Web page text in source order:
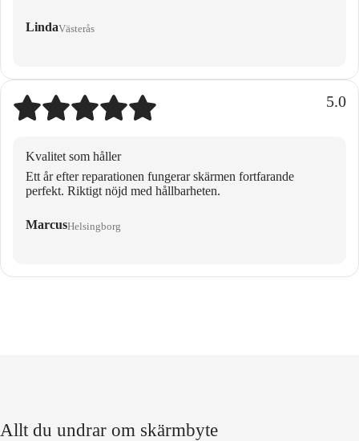
LindaVästerås
5.0
Kvalitet som håller
Ett år efter reparationen fungerar skärmen fortfarande
perfekt. Riktigt nöjd med hållbarheten.
MarcusHelsingborg
Allt du undrar om skärmbyte